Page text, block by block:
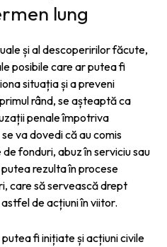
lung
și al descoperirilor făcute,
posibile care ar putea fi
situația și a preveni
rând, se așteaptă ca
penale împotriva
va dovedi că au comis
fonduri, abuz în serviciu sau
rezulta în procese
care să servească drept
de acțiuni în viitor.
fi inițiate și acțiuni civile